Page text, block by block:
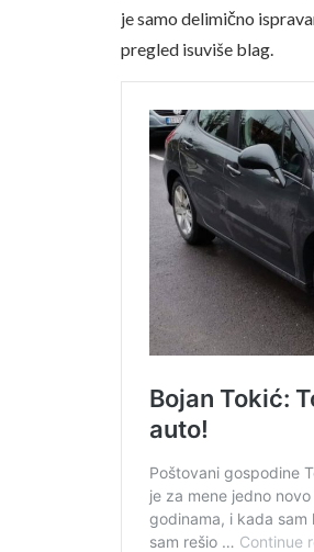
je samo delimično
pregled isuviše blag.